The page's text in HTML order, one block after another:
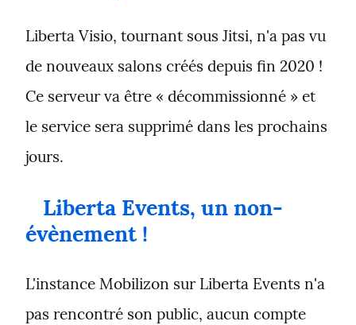
Liberta Visio, tournant sous Jitsi, n'a pas vu
de nouveaux salons créés depuis fin 2020 !
Ce serveur va être « décommissionné » et
le service sera supprimé dans les prochains
jours.
Liberta Events, un non-
évènement !
L'instance Mobilizon sur Liberta Events n'a
pas rencontré son public, aucun compte